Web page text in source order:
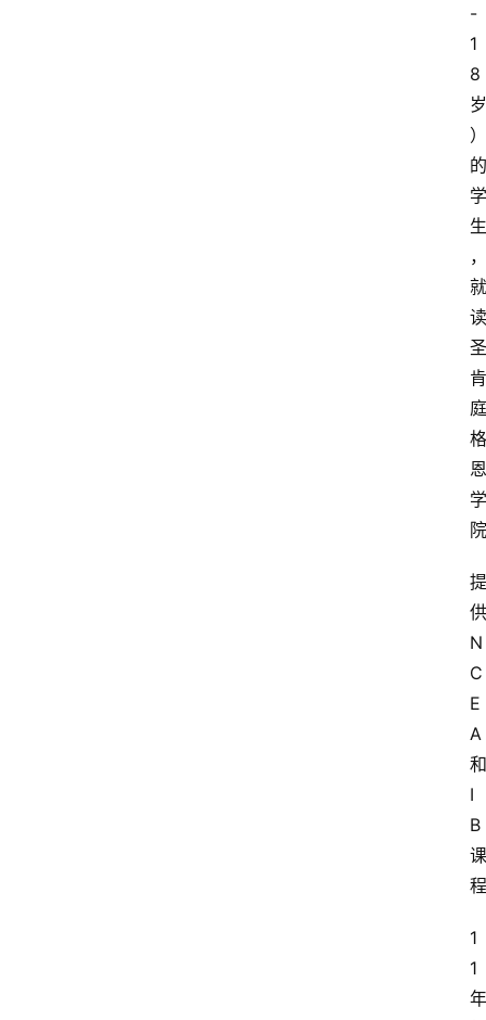
-
1
8
岁
）
的
学
生
，
就
读
圣
肯
庭
格
恩
学
院
提
供
N
C
E
A
和
I
B
课
程
1
1
年